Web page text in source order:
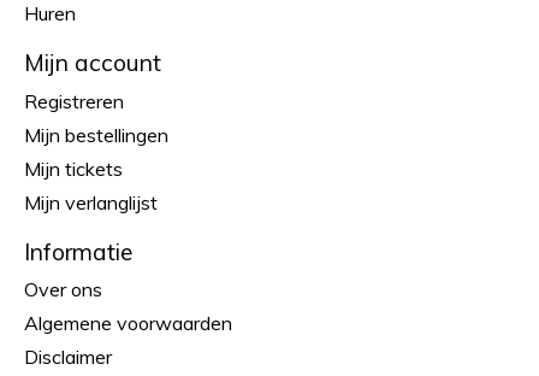
Huren
Mijn account
Registreren
Mijn bestellingen
Mijn tickets
Mijn verlanglijst
Informatie
Over ons
Algemene voorwaarden
Disclaimer